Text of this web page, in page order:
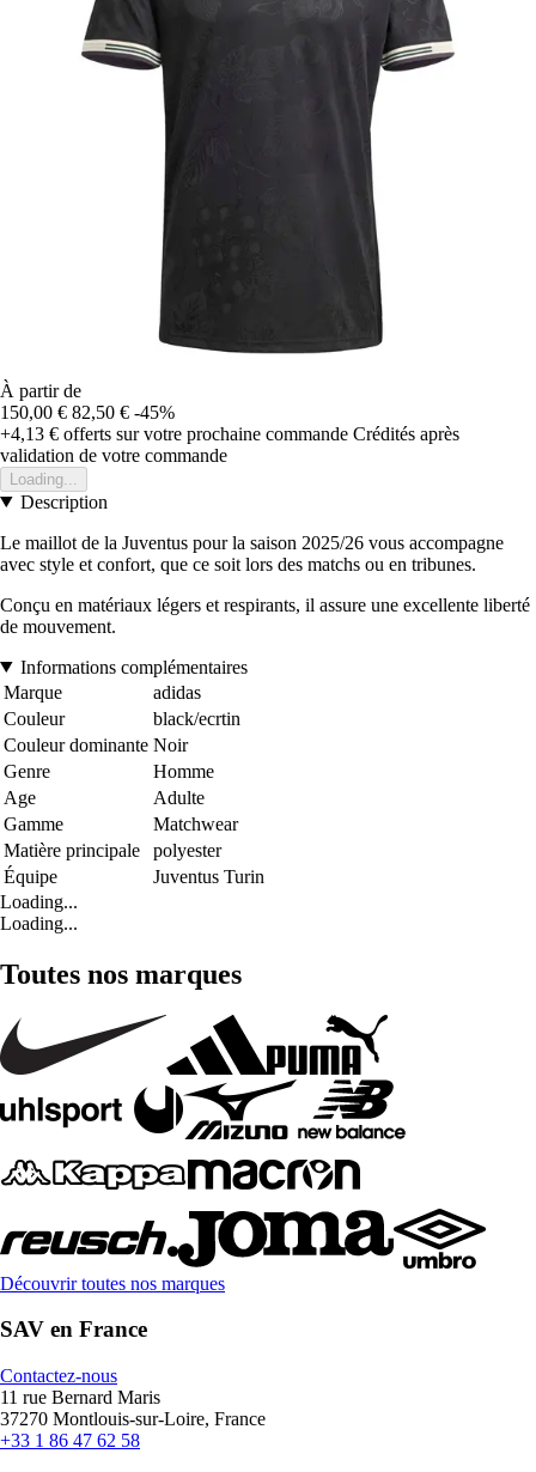
À partir de
150,00 € 82,50 € -45%
+4,13 € offerts sur votre prochaine commande Crédités après
validation de votre commande
Loading...
Description
Le maillot de la Juventus pour la saison 2025/26 vous accompagne
avec style et confort, que ce soit lors des matchs ou en tribunes.
Conçu en matériaux légers et respirants, il assure une excellente liberté
de mouvement.
Informations complémentaires
Marque
adidas
Couleur
black/ecrtin
Couleur dominante Noir
Genre
Homme
Age
Adulte
Gamme
Matchwear
Matière principale
polyester
Équipe
Juventus Turin
Loading...
Loading...
Toutes nos marques
Découvrir toutes nos marques
SAV en France
Contactez-nous
11 rue Bernard Maris
37270 Montlouis-sur-Loire, France
+33 1 86 47 62 58